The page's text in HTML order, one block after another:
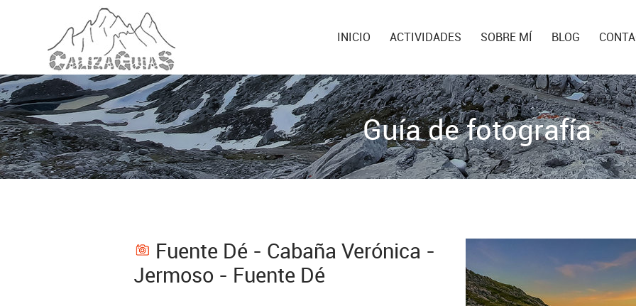
INICIO ACTIVIDADES SOBRE MÍ BLOG
Guía de fotografía
Fuente Dé - Cabaña Verónica -
Jermoso - Fuente Dé